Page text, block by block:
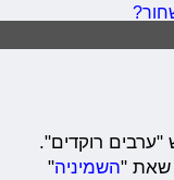
רוקדים".
שאת "השמיניה"